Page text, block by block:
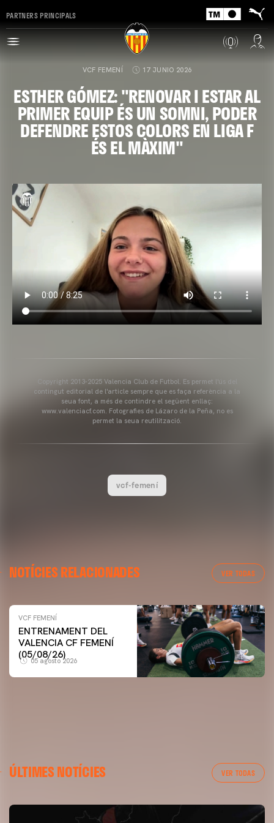
PARTNERS PRINCIPALS
VCF FEMENÍ 17 JUNIO 2026
ESTHER GÓMEZ: "RENOVAR I ESTAR AL
PRIMER EQUIP ÉS UN SOMNI, PODER
DEFENDRE ESTOS COLORS EN LIGA F
ÉS EL MÀXIM"
Copyright 2013-2025 Valencia Club de Futbol. Es permet l'ús del
contingut editorial de l'article sempre que es faça referència a la
seua font, a més de contindre el següent enllaç:
www.valenciacf.com. Fotografies de Lázaro de la Peña, no es
permet la seua reutilització.
vcf-femení
NOTÍCIES RELACIONADES VER TODAS
VCF FEMENÍ
ENTRENAMENT DEL
VALENCIA CF FEMENÍ
(05/08/26)
05 agosto 2026
VCF FEMENÍ
ENTRENAMENT DEL VALENCIA CF FEMENÍ (04/08/26)
ÚLTIMES NOTÍCIES VER TODAS